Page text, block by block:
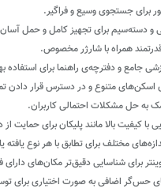
برای جستجوی وسیع و فراگیر.
و دسته‌سیم برای تجهیز کامل و حمل
جامع و دفترچه‌ی راهنما برای استفاده
اسکن‌های متنوع و در دسترس قرار دادن
به حل مشکلات احتمالی کاربران.
با کیفیت بالا مانند پلیکان برای حمایت
مختلف برای تطابق با هر نوع
برای شناسایی دقیق‌تر مکان‌های دارای
حس‌گر اضافی به صورت اختیاری برای